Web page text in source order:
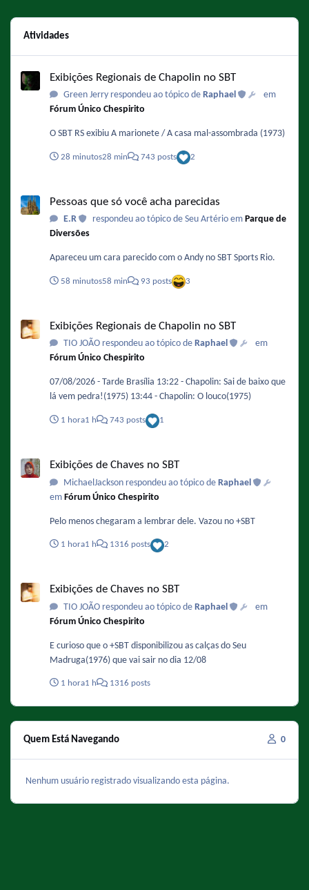
Atividades
Exibições Regionais de Chapolin no SBT
Green Jerry respondeu ao tópico de Raphael
em
Fórum Único Chespirito
O SBT RS exibiu A marionete / A casa mal-assombrada (1973)
28 minutos28 min 743 posts 2
Pessoas que só você acha parecidas
E.R respondeu ao tópico de Seu Artério em Parque de
Diversões
Apareceu um cara parecido com o Andy no SBT Sports Rio.
58 minutos58 min 93 posts 3
Exibições Regionais de Chapolin no SBT
TIO JOÃO respondeu ao tópico de Raphael
em
Fórum Único Chespirito
07/08/2026 - Tarde Brasília 13:22 - Chapolin: Sai de baixo que
lá vem pedra!(1975) 13:44 - Chapolin: O louco(1975)
1 hora1 h 743 posts 1
Exibições de Chaves no SBT
MichaelJackson respondeu ao tópico de Raphael
em Fórum Único Chespirito
Pelo menos chegaram a lembrar dele. Vazou no +SBT
1 hora1 h 1316 posts 2
Exibições de Chaves no SBT
TIO JOÃO respondeu ao tópico de Raphael
em
Fórum Único Chespirito
E curioso que o +SBT disponibilizou as calças do Seu
Madruga(1976) que vai sair no dia 12/08
1 hora1 h 1316 posts
Quem Está Navegando 0
Nenhum usuário registrado visualizando esta página.